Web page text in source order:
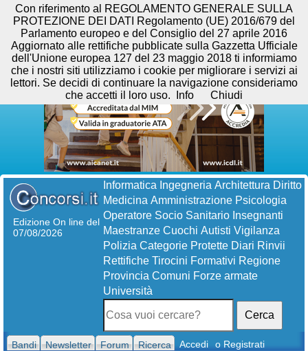
Edizione On line del
07/08/2026
Informatica Ingegneria Architettura Diritto
Medicina Amministrazione Psicologia
Operatore Socio Sanitario Insegnanti
Maestranze Cuochi Autisti Vigilanza
Polizia Categorie Protette Diari Rinvii
Rettifiche Tirocini Formativi Regione
Provincia Comuni Forze armate
Università
Cerca
Bandi Newsletter Forum Ricerca Accedi o Registrati
Con riferimento al REGOLAMENTO GENERALE SULLA
PROTEZIONE DEI DATI Regolamento (UE) 2016/679 del
Parlamento europeo e del Consiglio del 27 aprile 2016
Aggiornato alle rettifiche pubblicate sulla Gazzetta Ufficiale
dell'Unione europea 127 del 23 maggio 2018 ti informiamo
che i nostri siti utilizziamo i cookie per migliorare i servizi ai
lettori. Se decidi di continuare la navigazione consideriamo
che accetti il loro uso.
Info Chiudi